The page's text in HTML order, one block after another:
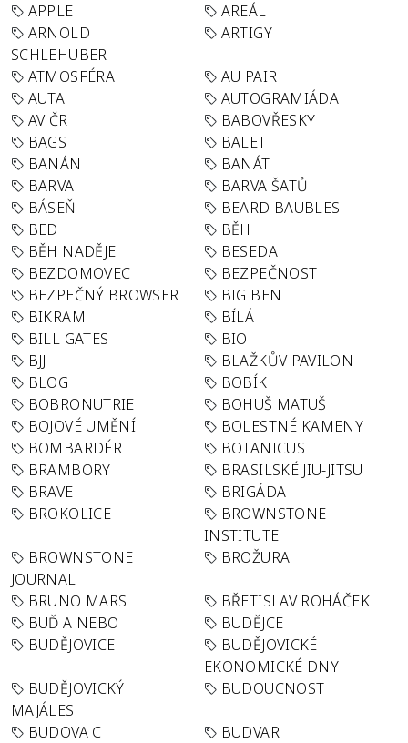
APPLE
AREÁL
ARNOLD
SCHLEHUBER
ARTIGY
ATMOSFÉRA
AU PAIR
AUTA
AUTOGRAMIÁDA
AV ČR
BABOVŘESKY
BAGS
BALET
BANÁN
BANÁT
BARVA
BARVA ŠATŮ
BÁSEŇ
BEARD BAUBLES
BED
BĚH
BĚH NADĚJE
BESEDA
BEZDOMOVEC
BEZPEČNOST
BEZPEČNÝ BROWSER
BIG BEN
BIKRAM
BÍLÁ
BILL GATES
BIO
BJJ
BLAŽKŮV PAVILON
BLOG
BOBÍK
BOBRONUTRIE
BOHUŠ MATUŠ
BOJOVÉ UMĚNÍ
BOLESTNÉ KAMENY
BOMBARDÉR
BOTANICUS
BRAMBORY
BRASILSKÉ JIU-JITSU
BRAVE
BRIGÁDA
BROKOLICE
BROWNSTONE
INSTITUTE
BROWNSTONE
JOURNAL
BROŽURA
BRUNO MARS
BŘETISLAV ROHÁČEK
BUĎ A NEBO
BUDĚJCE
BUDĚJOVICE
BUDĚJOVICKÉ
EKONOMICKÉ DNY
BUDĚJOVICKÝ
MAJÁLES
BUDOUCNOST
BUDOVA C
BUDVAR